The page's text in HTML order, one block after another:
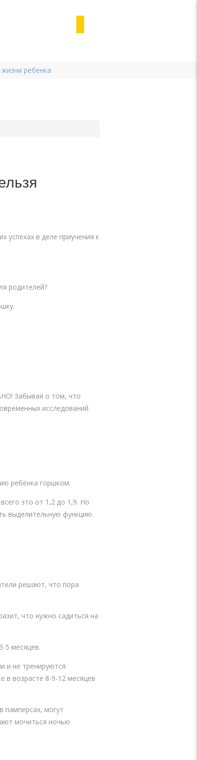
ребенка
успехах в деле приучения к
родителей?
Забывая о том, что
исследований
ребёнка горшком.
это от 1,2 до 1,9. Но
выделительную функцию.
решают, что пора
что нужно садиться на
5 месяцев.
и не тренируются
в возрасте 8-9-12 месяцев
памперсах, могут
мочиться ночью